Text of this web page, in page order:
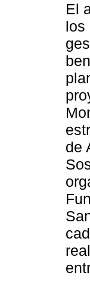
El
los
de